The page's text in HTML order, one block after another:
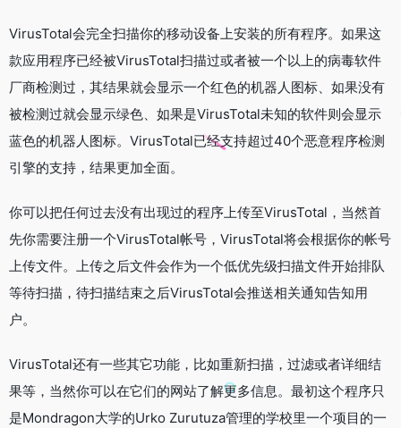
VirusTotal会完全扫描你的移动设备上安装的所有程序。如果这
款应用程序已经被VirusTotal扫描过或者被一个以上的病毒软件
厂商检测过，其结果就会显示一个红色的机器人图标、如果没有
被检测过就会显示绿色、如果是VirusTotal未知的软件则会显示
蓝色的机器人图标。VirusTotal已经支持超过40个恶意程序检测
引擎的支持，结果更加全面。
你可以把任何过去没有出现过的程序上传至VirusTotal，当然首
先你需要注册一个VirusTotal帐号，VirusTotal将会根据你的帐号
上传文件。上传之后文件会作为一个低优先级扫描文件开始排队
等待扫描，待扫描结束之后VirusTotal会推送相关通知告知用
户。
VirusTotal还有一些其它功能，比如重新扫描，过滤或者详细结
果等，当然你可以在它们的网站了解更多信息。最初这个程序只
是Mondragon大学的Urko Zurutuza管理的学校里一个项目的一